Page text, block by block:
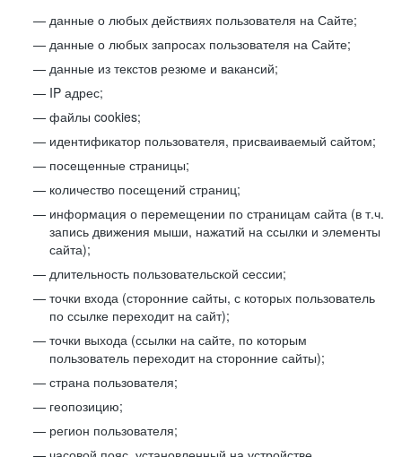
данные о любых действиях пользователя на Сайте;
данные о любых запросах пользователя на Сайте;
данные из текстов резюме и вакансий;
IP адрес;
файлы cookies;
идентификатор пользователя, присваиваемый сайтом;
посещенные страницы;
количество посещений страниц;
информация о перемещении по страницам сайта (в т.ч.
запись движения мыши, нажатий на ссылки и элементы
сайта);
длительность пользовательской сессии;
точки входа (сторонние сайты, с которых пользователь
по ссылке переходит на сайт);
точки выхода (ссылки на сайте, по которым
пользователь переходит на сторонние сайты);
страна пользователя;
геопозицию;
регион пользователя;